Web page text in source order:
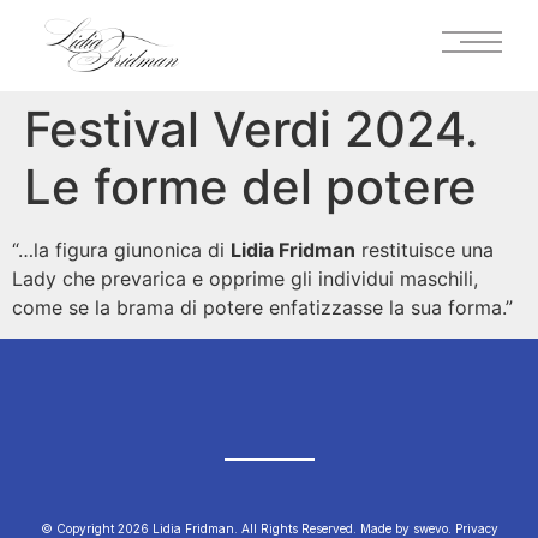
Festival Verdi 2024.
Le forme del potere
“…la figura giunonica di Lidia Fridman restituisce una
Lady che prevarica e opprime gli individui maschili,
come se la brama di potere enfatizzasse la sua forma.”
© Copyright 2026 Lidia Fridman. All Rights Reserved. Made by swevo.
Privacy